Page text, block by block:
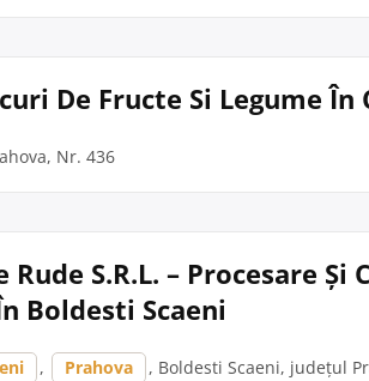
De Fructe Si Legume În
Nr. 436
Rude S.R.L. – Procesare Și
Boldesti Scaeni
, Prahova , Boldesti Scaeni, județul